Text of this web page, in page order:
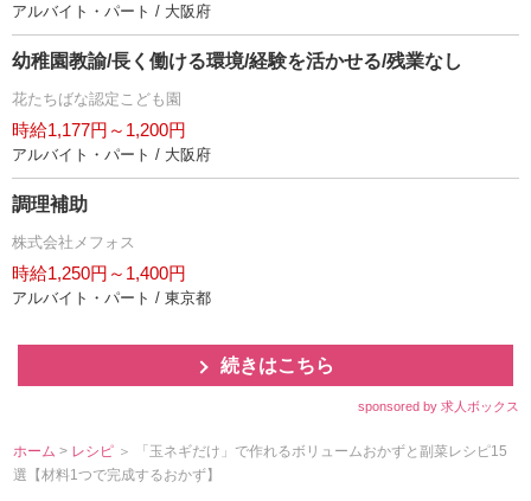
アルバイト・パート / 大阪府
幼稚園教諭/長く働ける環境/経験を活かせる/残業なし
花たちばな認定こども園
時給1,177円～1,200円
アルバイト・パート / 大阪府
調理補助
株式会社メフォス
時給1,250円～1,400円
アルバイト・パート / 東京都
続きはこちら
sponsored by 求人ボックス
ホーム > レシピ ＞ 「玉ネギだけ」で作れるボリュームおかずと副菜レシピ15
選【材料1つで完成するおかず】